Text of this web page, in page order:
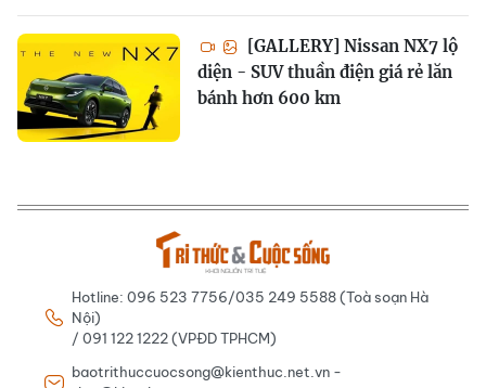
[GALLERY] Nissan NX7 lộ
diện - SUV thuần điện giá rẻ lăn
bánh hơn 600 km
Hotline: 096 523 7756/035 249 5588 (Toà soạn Hà
Nội)
/ 091 122 1222 (VPĐD TPHCM)
baotrithuccuocsong@kienthuc.net.vn -